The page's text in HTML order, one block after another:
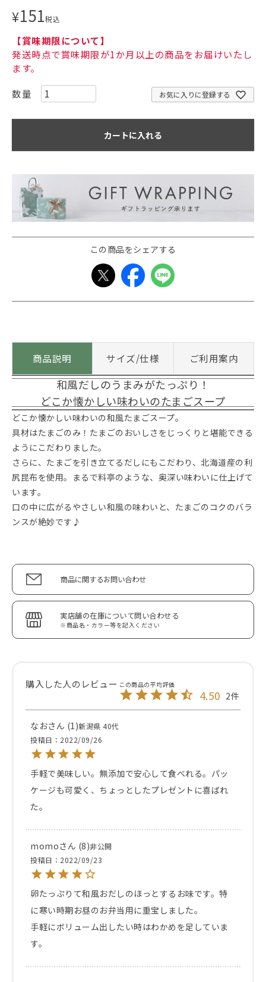
¥151税込
【賞味期限について】
発送時点で賞味期限が1か月以上の商品をお届けいたし
ます。
お気に入りに登録する
カートに入れる
この商品をシェアする
商品説明 サイズ/仕様 ご利用案内
和風だしのうまみがたっぷり！
どこか懐かしい味わいのたまごスープ
どこか懐かしい味わいの和風たまごスープ。
具材はたまごのみ！たまごのおいしさをじっくりと堪能できる
ようにこだわりました。
さらに、たまごを引き立てるだしにもこだわり、北海道産の利
尻昆布を使用。まるで料亭のような、奥深い味わいに仕上げて
います。
口の中に広がるやさしい和風の味わいと、たまごのコクのバラ
ンスが絶妙です♪
商品に関するお問い合わせ
実店舗の在庫について問い合わせる
※商品名・カラー等を記入ください
4.50 2
なお 1 新潟県 40代
投稿日
2022/09/26
手軽で美味しい。無添加で安心して食べれる。パッ
ケージも可愛く、ちょっとしたプレゼントに喜ばれ
た。
momo 8 非公開
投稿日
2022/09/23
卵たっぷりて和風おだしのほっとするお味です。特
に寒い時期お昼のお弁当用に重宝しました。
手軽にボリューム出したい時はわかめを足していま
す。